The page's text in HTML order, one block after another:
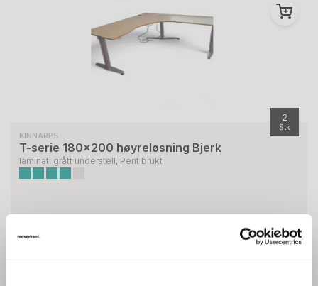
2
Stk
KINNARPS
T-serie 180x200 høyreløsning Bjerk
laminat, grått understell, Pent brukt
-15%